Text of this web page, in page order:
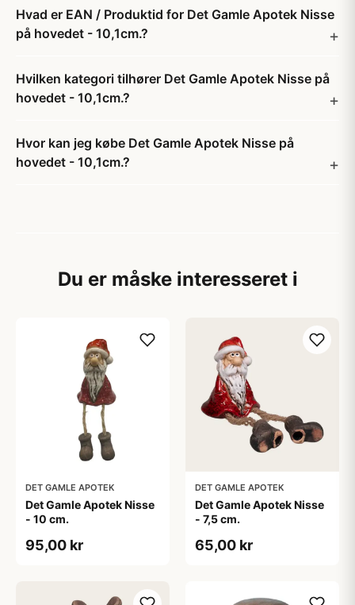
Hvad er EAN / Produktid for Det Gamle Apotek Nisse
på hovedet - 10,1cm.?
Hvilken kategori tilhører Det Gamle Apotek Nisse på
hovedet - 10,1cm.?
Hvor kan jeg købe Det Gamle Apotek Nisse på
hovedet - 10,1cm.?
Du er måske interesseret i
DET GAMLE APOTEK
Det Gamle Apotek Nisse
- 10 cm.
95,00 kr
DET GAMLE APOTEK
Det Gamle Apotek Nisse
- 7,5 cm.
65,00 kr